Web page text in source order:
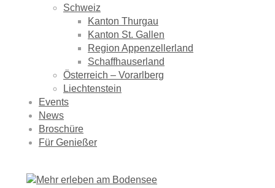
Schweiz
Kanton Thurgau
Kanton St. Gallen
Region Appenzellerland
Schaffhauserland
Österreich – Vorarlberg
Liechtenstein
Events
News
Broschüre
Für Genießer